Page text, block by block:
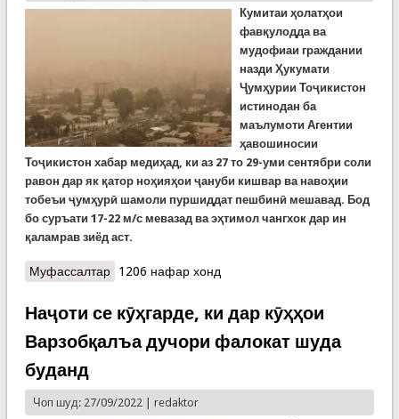
Кумитаи ҳолатҳои
фавқулодда ва
мудофиаи граждании
назди Ҳукумати
Ҷумҳурии Тоҷикистон
истинодан ба
маълумоти Агентии
ҳавошиносии
Тоҷикистон хабар медиҳад, ки аз 27 то 29-уми сентябри соли
равон дар як қатор ноҳияҳои ҷануби кишвар ва навоҳии
тобеъи ҷумҳурӣ шамоли пуршиддат пешбинӣ мешавад. Бод
бо суръати 17-22 м/с мевазад ва эҳтимол чангхок дар ин
қаламрав зиёд аст.
Муфассалтаро Кумитаи ҳолатҳои фавқулодда аз ҳавои
1206 нафар хонд
Наҷоти се кӯҳгарде, ки дар кӯҳҳои
Варзобқалъа дучори фалокат шуда
буданд
Чоп шуд: 27/09/2022 | redaktor